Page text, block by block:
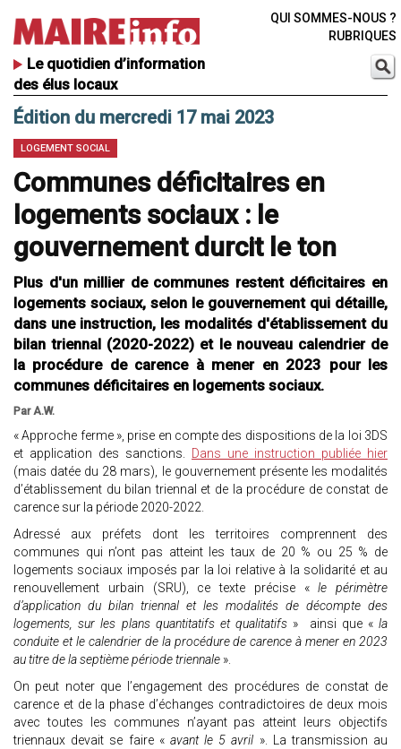
Le quotidien d’information
des élus locaux
QUI SOMMES-NOUS ?
RUBRIQUES
Édition du mercredi 17 mai 2023
LOGEMENT SOCIAL
Communes déficitaires en
logements sociaux : le
gouvernement durcit le ton
Plus d'un millier de communes restent déficitaires en
logements sociaux, selon le gouvernement qui détaille,
dans une instruction, les modalités d'établissement du
bilan triennal (2020-2022) et le nouveau calendrier de
la procédure de carence à mener en 2023 pour les
communes déficitaires en logements sociaux.
Par A.W.
« Approche ferme », prise en compte des dispositions de la loi 3DS
et application des sanctions. Dans une instruction publiée hier
(mais datée du 28 mars), le gouvernement présente les modalités
d’établissement du bilan triennal et de la procédure de constat de
carence sur la période 2020-2022.
Adressé aux préfets dont les territoires comprennent des
communes qui n’ont pas atteint les taux de 20 % ou 25 % de
logements sociaux imposés par la loi relative à la solidarité et au
renouvellement urbain (SRU), ce texte précise «le périmètre
d’application du bilan triennal et les modalités de décompte des
logements, sur les plans quantitatifs et qualitatifs » ainsi que «la
conduite et le calendrier de la procédure de carence à mener en 2023
au titre de la septième période triennale ».
On peut noter que l’engagement des procédures de constat de
carence et de la phase d’échanges contradictoires de deux mois
avec toutes les communes n’ayant pas atteint leurs objectifs
triennaux devait se faire « avant le 5 avril ». La transmission au